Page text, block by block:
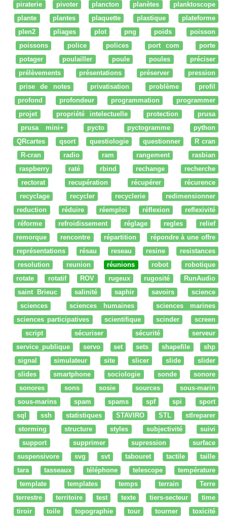
piraterie
pivoter plancton planètes
planktoscope
plante
plantes plaquette plastique
plateforme
plen2
pliages plot png poids
poisson
poissons
police polices port com
porte
potager
poulailler poule poules
préciser
prélèvements
présentations préserver
pression
prise de notes
privatisation problème
profil
profond
profondeur programmation
programmer
projet
propriété intelectuelle protection
prusa
prusa mini+
pycto pyctogramme
python
QRcartes
qsort questiologie questionner
R cran
R-cran
radio ram rangement
rasbian
raspberry
raté rbind rechange
recherche
rectorat
recupération récupérer
récurence
recyclage
recycler recyclerie
redimensionner
reduction
réduire réemploi réflexion
reflexivité
réforme
refroidissement réglage regles
relief
remorque
rencontre répartition
répondre à une offre
représentations
résau reseau resine
resistances
resolution
reunion réunions robot
robotique
rotate
rotatif ROV rugeux rugosité
RunAudio
saint Brieuc
salinité saphir savoirs
science
sciences
sciences humaines
sciences marines
sciences participatives
scientifique scinder
screen
script
sécuriser sécurité
serveur
service_publique
servo set sets shapefile
shp
signal
simulateur site slicer slide
slider
slides
smartphone sociologie sonde
sonore
sonores
sons sosie sources
sous-marin
sous-marins
spam spams spf spi
sport
sql
ssh statistiques STAVIRO STL
stlreparer
storming
structure styles subjectivité
suivi
support
supprimer supression
surface
suspensivore
svg svt tabouret tactile
taille
tara
tasseaux téléphone telescope
température
template
templates temps terrain
Terre
terrestre
territoire test texte tiers-secteur
time
tiroir
toile topographie tour tourner
toxicité